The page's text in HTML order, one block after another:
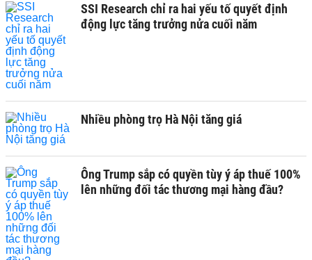
SSI Research chỉ ra hai yếu tố quyết định
động lực tăng trưởng nửa cuối năm
Nhiều phòng trọ Hà Nội tăng giá
Ông Trump sắp có quyền tùy ý áp thuế 100%
lên những đối tác thương mại hàng đầu?